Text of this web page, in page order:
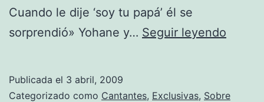
Cuando le dije ‘soy tu papá’ él se
sorprendió» Yohane y… Seguir leyendo
de
Publicada el 3 abril, 2009
Categorizado como Cantantes, Exclusivas, Sobre